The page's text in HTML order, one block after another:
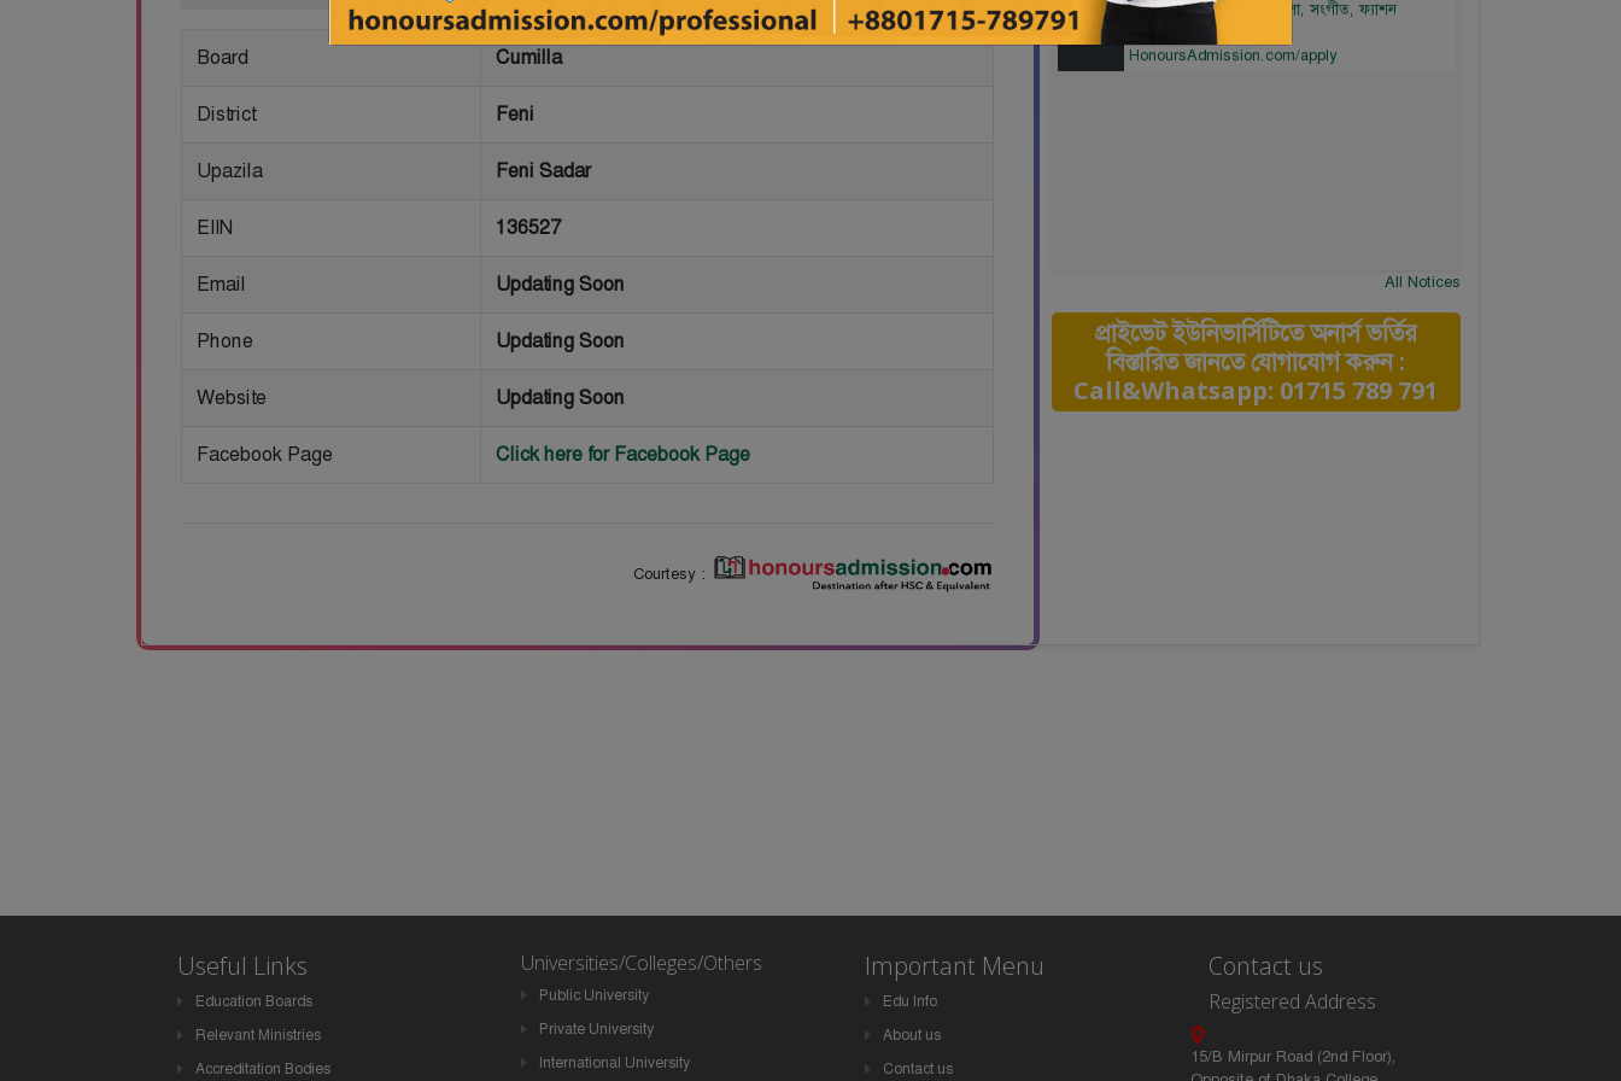
Board Cumilla
District Feni
Upazila Feni Sadar
EIIN 136527
Email Updating Soon
Phone Updating Soon
Website Updating Soon
Facebook Page Click here for Facebook Page
Courtesy :
ডিজাইন। আবেদন লিংকঃ
HonoursAdmission.com/apply
All Notices
প্রাইভেট ইউনিভার্সিটিতে অনার্স ভর্তির
বিস্তারিত জানতে যোগাযোগ করুন :
Call&Whatsapp: 01715 789 791
Useful Links
Education Boards
Relevant Ministries
Accreditation Bodies
Universities/Colleges/Others
Public University
Private University
International University
Important Menu
Edu Info
About us
Contact us
Contact us
Registered Address
15/B Mirpur Road (2nd Floor),